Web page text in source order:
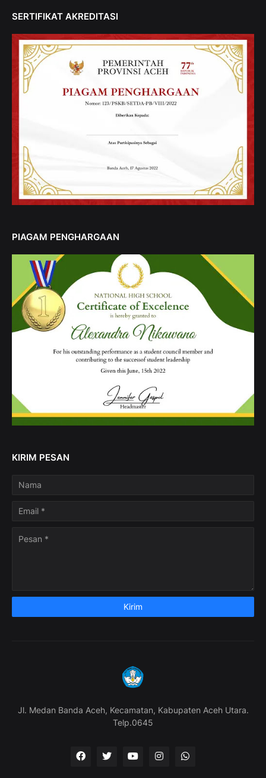
SERTIFIKAT AKREDITASI
PIAGAM PENGHARGAAN
KIRIM PESAN
Jl. Medan Banda Aceh, Kecamatan, Kabupaten Aceh Utara.
Telp.0645